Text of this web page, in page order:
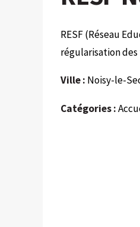
RESF (Réseau
régularisation des
Ville : Noisy-le-
Catégories :